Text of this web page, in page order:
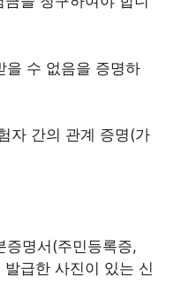
을 수 없음을 증명하
자 간의 관계 증명(가
증명서 (주민등록증,
급한 사진이 있는 신